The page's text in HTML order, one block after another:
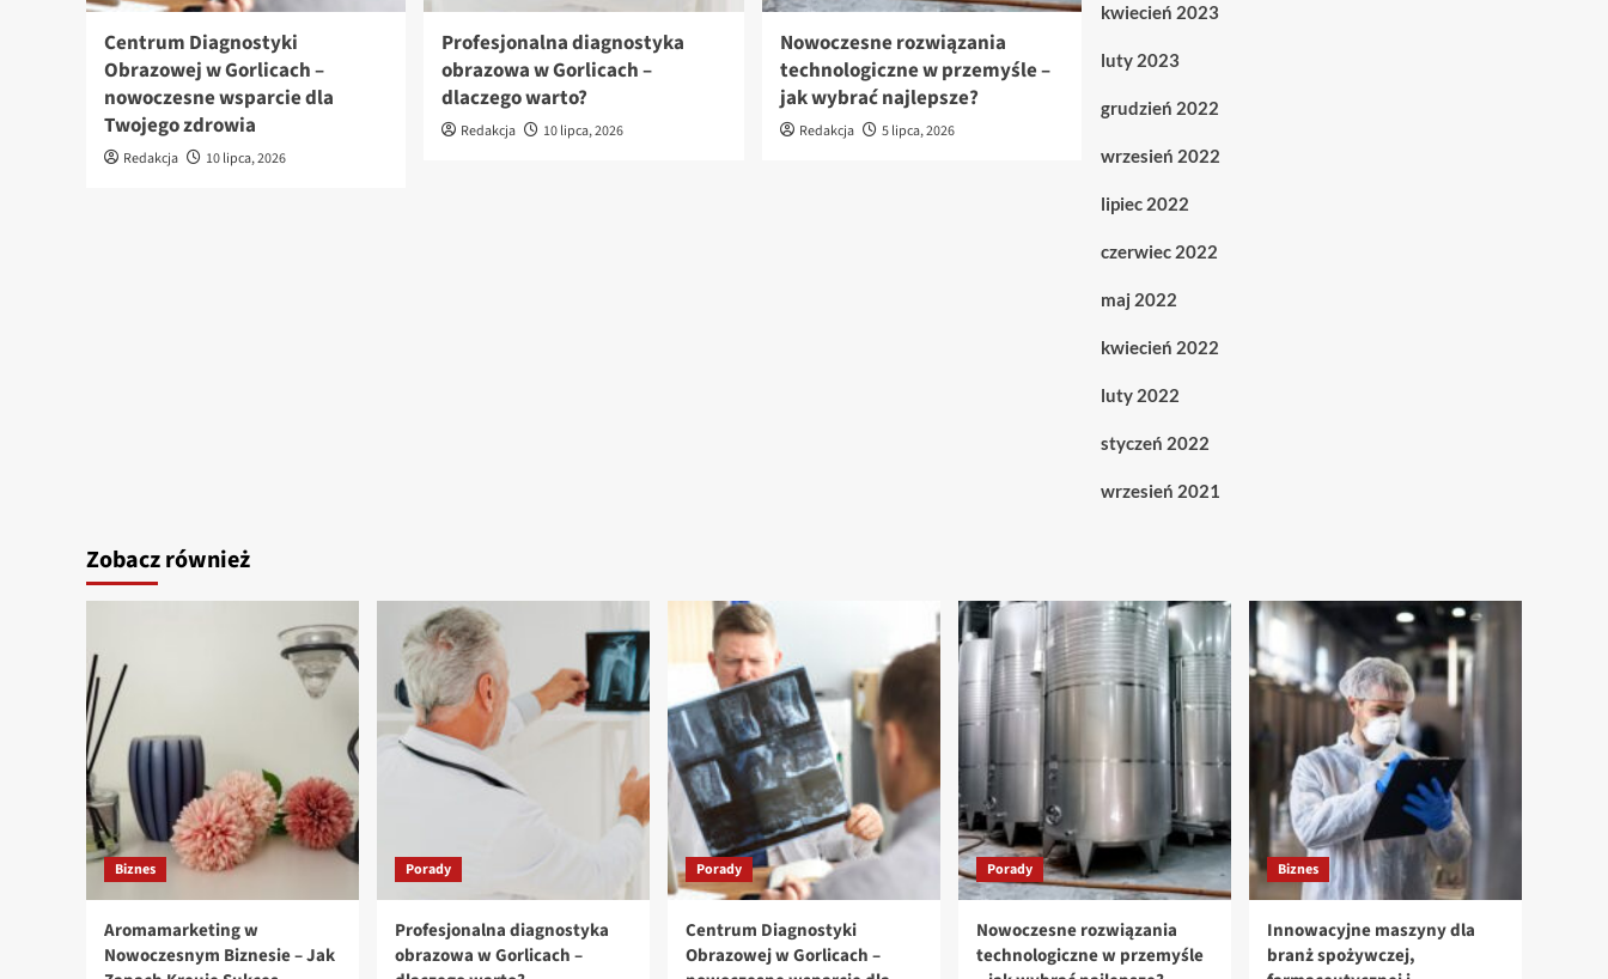
Centrum Diagnostyki
Obrazowej w Gorlicach –
nowoczesne wsparcie dla
Twojego zdrowia
Redakcja 10 lipca, 2026
Profesjonalna diagnostyka
obrazowa w Gorlicach –
dlaczego warto?
Redakcja 10 lipca, 2026
Nowoczesne rozwiązania
technologiczne w przemyśle –
jak wybrać najlepsze?
Redakcja 5 lipca, 2026
kwiecień 2023
luty 2023
grudzień 2022
wrzesień 2022
lipiec 2022
czerwiec 2022
maj 2022
kwiecień 2022
luty 2022
styczeń 2022
wrzesień 2021
Zobacz również
Biznes
Aromamarketing w
Nowoczesnym Biznesie – Jak
Porady
Profesjonalna diagnostyka
obrazowa w Gorlicach –
Porady
Centrum Diagnostyki
Obrazowej w Gorlicach –
Porady
Nowoczesne rozwiązania
technologiczne w przemyśle
Biznes
Innowacyjne maszyny dla
branż spożywczej,